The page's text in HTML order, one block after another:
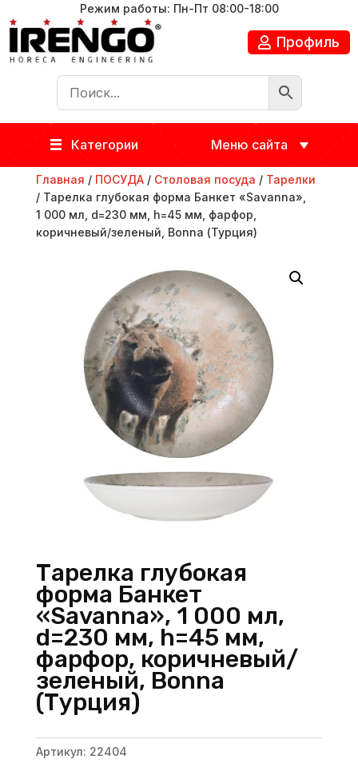
Режим работы: Пн-Пт 08:00-18:00
Профиль
Категории Меню сайта
Главная / ПОСУДА/ Столовая посуда / Тарелки
/ Тарелка глубокая форма Банкет «Savanna»,
1 000 мл, d=230 мм, h=45 мм, фарфор,
коричневый/зеленый, Bonna (Турция)
Тарелка глубокая
форма Банкет
«Savanna», 1 000 мл,
d=230 мм, h=45 мм,
фарфор, коричневый/
зеленый, Bonna
(Турция)
Артикул: 22404